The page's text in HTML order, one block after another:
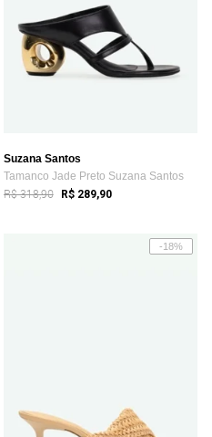
Suzana Santos
Tamanco Jade Preto Suzana Santos
R$ 318,90 R$ 289,90
-18%